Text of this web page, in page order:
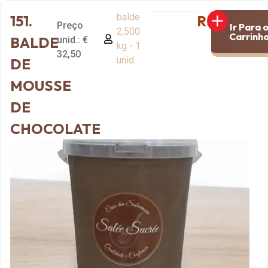
151.
BALDE
DE
MOUSSE
DE
CHOCOLATE
Preço
unid.: €
32,50
balde
2,500
kg - 1
unid.
R$32,50
Ir Para